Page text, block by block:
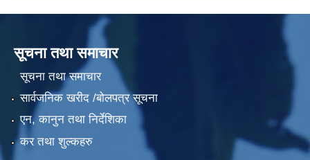
सूचना तथा समाचार
सूचना तथा समाचार
सार्वजनिक खरीद /बोलपत्र सूचना
एन, कानुन तथा निर्देशिका
कर तथा शुल्कहरु